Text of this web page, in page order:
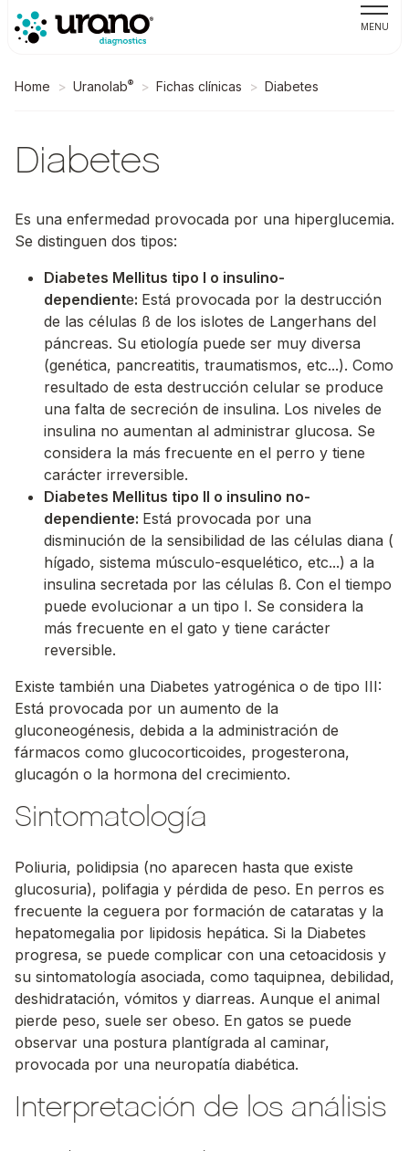
MENU
Home Uranolab® Fichas clínicas Diabetes
Diabetes
Es una enfermedad provocada por una hiperglucemia.
Se distinguen dos tipos:
Diabetes Mellitus tipo I o insulino-
dependiente: Está provocada por la destrucción
de las células ß de los islotes de Langerhans del
páncreas. Su etiología puede ser muy diversa
(genética, pancreatitis, traumatismos, etc...). Como
resultado de esta destrucción celular se produce
una falta de secreción de insulina. Los niveles de
insulina no aumentan al administrar glucosa. Se
considera la más frecuente en el perro y tiene
carácter irreversible.
Diabetes Mellitus tipo II o insulino no-
dependiente: Está provocada por una
disminución de la sensibilidad de las células diana (
hígado, sistema músculo-esquelético, etc...) a la
insulina secretada por las células ß. Con el tiempo
puede evolucionar a un tipo I. Se considera la
más frecuente en el gato y tiene carácter
reversible.
Existe también una Diabetes yatrogénica o de tipo III:
Está provocada por un aumento de la
gluconeogénesis, debida a la administración de
fármacos como glucocorticoides, progesterona,
glucagón o la hormona del crecimiento.
Sintomatología
Poliuria, polidipsia (no aparecen hasta que existe
glucosuria), polifagia y pérdida de peso. En perros es
frecuente la ceguera por formación de cataratas y la
hepatomegalia por lipidosis hepática. Si la Diabetes
progresa, se puede complicar con una cetoacidosis y
su sintomatología asociada, como taquipnea, debilidad,
deshidratación, vómitos y diarreas. Aunque el animal
pierde peso, suele ser obeso. En gatos se puede
observar una postura plantígrada al caminar,
provocada por una neuropatía diabética.
Interpretación de los análisis